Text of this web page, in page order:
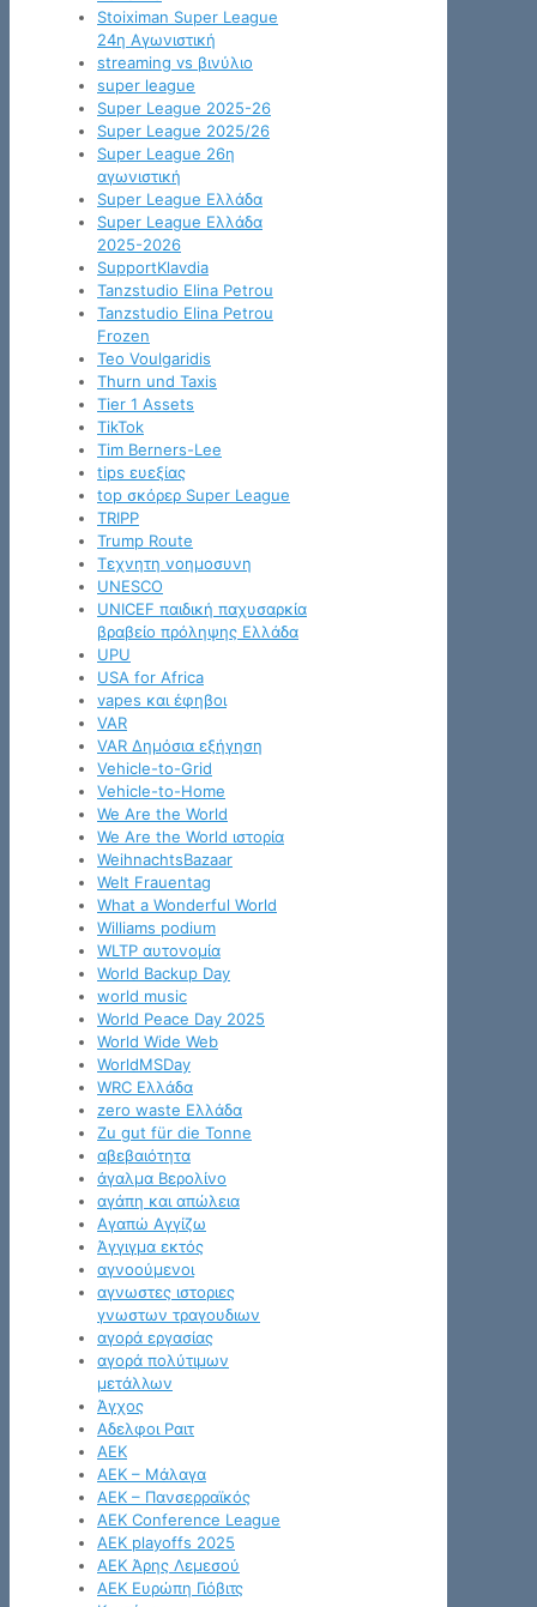
Stoiximan Super League
24η Αγωνιστική
streaming vs βινύλιο
super league
Super League 2025-26
Super League 2025/26
Super League 26η
αγωνιστική
Super League Ελλάδα
Super League Ελλάδα
2025-2026
SupportKlavdia
Tanzstudio Elina Petrou
Tanzstudio Elina Petrou
Frozen
Teo Voulgaridis
Thurn und Taxis
Tier 1 Assets
TikTok
Tim Berners-Lee
tips ευεξίας
top σκόρερ Super League
TRIPP
Trump Route
Tεχνητη νοημοσυνη
UNESCO
UNICEF παιδική παχυσαρκία
βραβείο πρόληψης Ελλάδα
UPU
USA for Africa
vapes και έφηβοι
VAR
VAR Δημόσια εξήγηση
Vehicle-to-Grid
Vehicle-to-Home
We Are the World
We Are the World ιστορία
WeihnachtsBazaar
Welt Frauentag
What a Wonderful World
Williams podium
WLTP αυτονομία
World Backup Day
world music
World Peace Day 2025
World Wide Web
WorldMSDay
WRC Ελλάδα
zero waste Ελλάδα
Zu gut für die Tonne
αβεβαιότητα
άγαλμα Βερολίνο
αγάπη και απώλεια
Αγαπώ Αγγίζω
Άγγιγμα εκτός
αγνοούμενοι
αγνωστες ιστοριες
γνωστων τραγουδιων
αγορά εργασίας
αγορά πολύτιμων
μετάλλων
Άγχος
Αδελφοι Ραιτ
ΑΕΚ
ΑΕΚ – Μάλαγα
ΑΕΚ – Πανσερραϊκός
ΑΕΚ Conference League
ΑΕΚ playoffs 2025
ΑΕΚ Άρης Λεμεσού
ΑΕΚ Ευρώπη Γιόβιτς